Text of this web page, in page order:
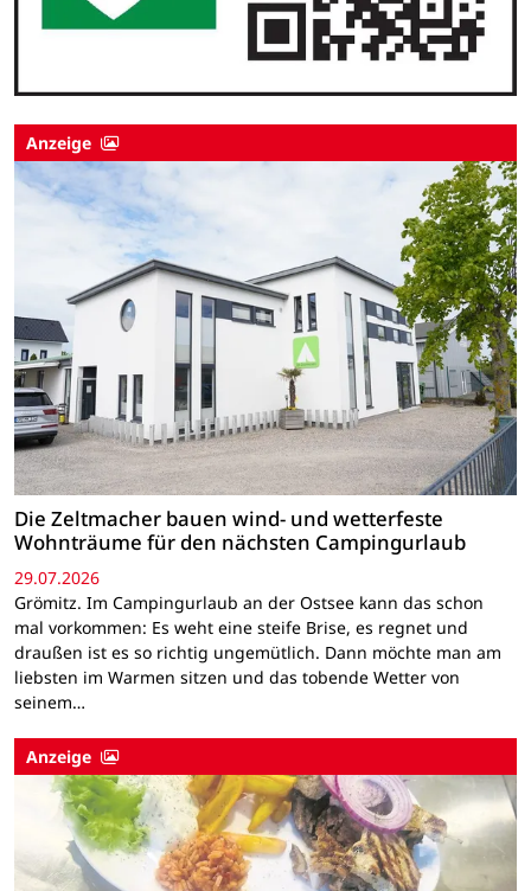
Anzeige
Die Zeltmacher bauen wind- und wetterfeste
Wohnträume für den nächsten Campingurlaub
29.07.2026
Grömitz. Im Campingurlaub an der Ostsee kann das schon
mal vorkommen: Es weht eine steife Brise, es regnet und
draußen ist es so richtig ungemütlich. Dann möchte man am
liebsten im Warmen sitzen und das tobende Wetter von
seinem…
Anzeige